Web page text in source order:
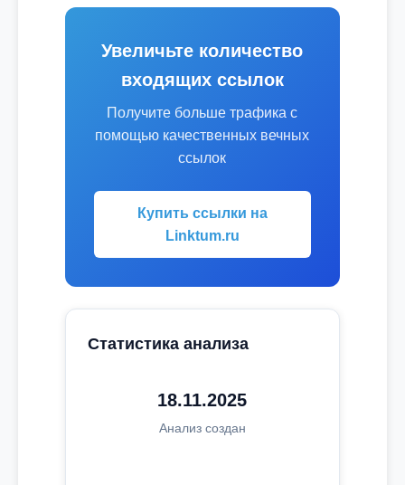
Увеличьте количество
входящих ссылок
Получите больше трафика с
помощью качественных вечных
ссылок
Купить ссылки на
Linktum.ru
Статистика анализа
18.11.2025
Анализ создан